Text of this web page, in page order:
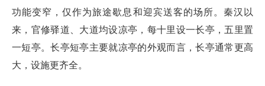
功能变窄，仅作为旅途歇息和迎宾送客的场所。秦汉以
来，官修驿道、大道均设凉亭，每十里设一长亭，五里置
一短亭。长亭短亭主要就凉亭的外观而言，长亭通常更高
大，设施更齐全。